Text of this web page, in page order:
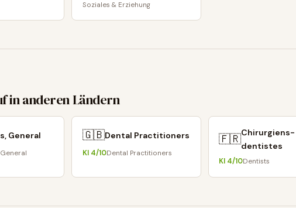
Soziales & Erziehung
in anderen Ländern
General 🇬🇧Dental Practitioners
KI 4/10Dental Practitioners
🇫🇷Chirurgiens-
dentistes
KI 4/10Dentists